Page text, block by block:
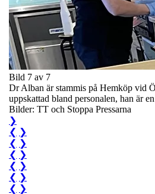
Bild 7 av 7
Dr Alban är stammis på Hemköp vid
uppskattad bland personalen, han är
Bilder: TT och Stoppa Pressarna
❯
❮ ❯
❮ ❯
❮ ❯
❮ ❯
❮ ❯
❮ ❯